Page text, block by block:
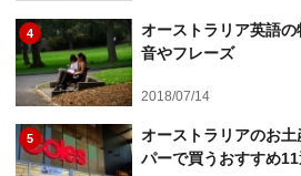
4
オーストラリア英語の
音やフレーズ
2018/07/14
5
オーストラリアのお土
パーで買うおすすめ11